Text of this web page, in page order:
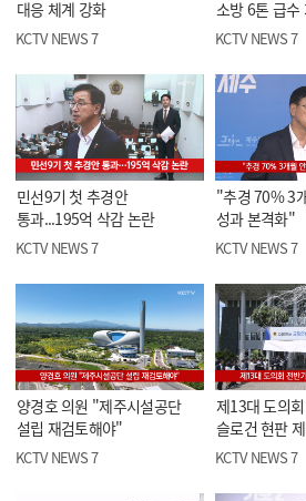
대응 체계 강화
KCTV NEWS 7
소방 6톤 급수
KCTV NEWS 7
민선9기 첫 추경안
통과...195억 삭감 논란
KCTV NEWS 7
"추경 70% 3
성과 본격화"
KCTV NEWS 7
양경호 의원 "제주시설공단
설립 재검토해야"
KCTV NEWS 7
제13대 도의
슬로건 현판
KCTV NEWS 7